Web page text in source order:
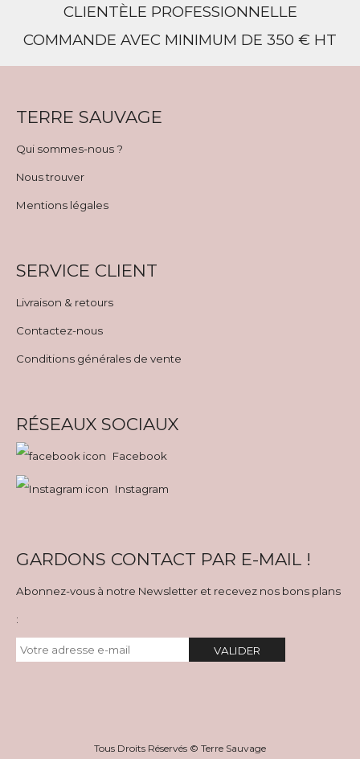
CLIENTÈLE PROFESSIONNELLE
COMMANDE AVEC MINIMUM DE 350 € HT
TERRE SAUVAGE
Qui sommes-nous ?
Nous trouver
Mentions légales
SERVICE CLIENT
Livraison & retours
Contactez-nous
Conditions générales de vente
RÉSEAUX SOCIAUX
Facebook
Instagram
GARDONS CONTACT PAR E-MAIL !
Abonnez-vous à notre Newsletter et recevez nos bons plans
:
VALIDER
Tous Droits Réservés © Terre Sauvage